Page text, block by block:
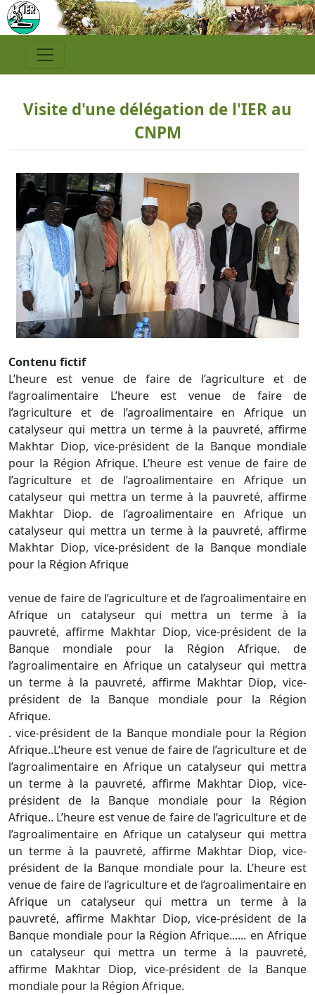
Visite d'une délégation de l'IER au
CNPM
Contenu fictif
L’heure est venue de faire de l’agriculture et de
l’agroalimentaire L’heure est venue de faire de
l’agriculture et de l’agroalimentaire en Afrique un
catalyseur qui mettra un terme à la pauvreté, affirme
Makhtar Diop, vice-président de la Banque mondiale
pour la Région Afrique. L’heure est venue de faire de
l’agriculture et de l’agroalimentaire en Afrique un
catalyseur qui mettra un terme à la pauvreté, affirme
Makhtar Diop. de l’agroalimentaire en Afrique un
catalyseur qui mettra un terme à la pauvreté, affirme
Makhtar Diop, vice-président de la Banque mondiale
pour la Région Afrique
venue de faire de l’agriculture et de l’agroalimentaire en
Afrique un catalyseur qui mettra un terme à la
pauvreté, affirme Makhtar Diop, vice-président de la
Banque mondiale pour la Région Afrique. de
l’agroalimentaire en Afrique un catalyseur qui mettra
un terme à la pauvreté, affirme Makhtar Diop, vice-
président de la Banque mondiale pour la Région
Afrique.
. vice-président de la Banque mondiale pour la Région
Afrique..L’heure est venue de faire de l’agriculture et de
l’agroalimentaire en Afrique un catalyseur qui mettra
un terme à la pauvreté, affirme Makhtar Diop, vice-
président de la Banque mondiale pour la Région
Afrique.. L’heure est venue de faire de l’agriculture et de
l’agroalimentaire en Afrique un catalyseur qui mettra
un terme à la pauvreté, affirme Makhtar Diop, vice-
président de la Banque mondiale pour la. L’heure est
venue de faire de l’agriculture et de l’agroalimentaire en
Afrique un catalyseur qui mettra un terme à la
pauvreté, affirme Makhtar Diop, vice-président de la
Banque mondiale pour la Région Afrique...... en Afrique
un catalyseur qui mettra un terme à la pauvreté,
affirme Makhtar Diop, vice-président de la Banque
mondiale pour la Région Afrique.